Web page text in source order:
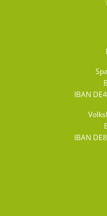
IBAN
IBAN